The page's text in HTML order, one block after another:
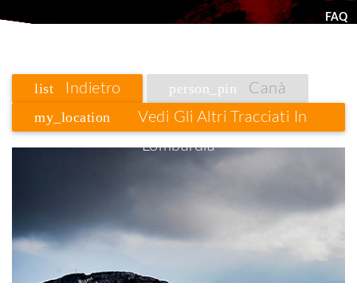
FAQ
list Indietro person_pin
Canà
my_location
Vedi Gli Altri Tracciati In
Lombardia